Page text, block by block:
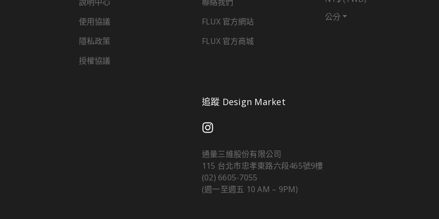
使用協議
隱私政策
授權協議
FLUX 官方網站
FLUX 官方商城
公分
追蹤 Design Market
通量三維股份有限公司
115 台北市忠孝東路六段465號9樓
(02) 6605-7055
(週一至週五 10 AM – 9PM)